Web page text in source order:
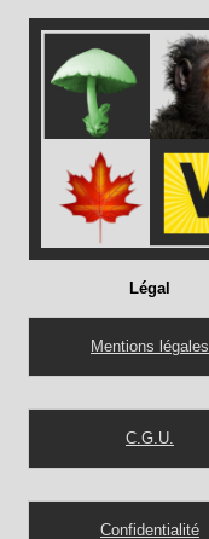
Légal
Mentions légales
C.G.U.
Confidentialité